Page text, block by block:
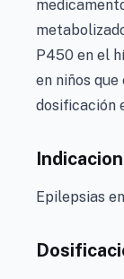
P450 en el
en niños
dosificación
Epilepsias